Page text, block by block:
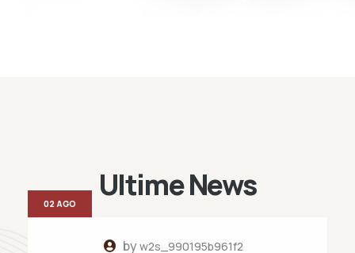
Ultime News
byw2s_990195b961f2
02 AGO